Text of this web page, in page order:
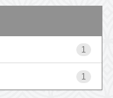
1
1